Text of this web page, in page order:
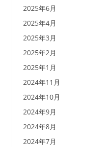
2025年6月
2025年4月
2025年3月
2025年2月
2025年1月
2024年11月
2024年10月
2024年9月
2024年8月
2024年7月